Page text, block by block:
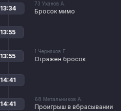
73 Уханов А.
Бросок мимо
13:34
13:55
1 Черняков Г.
Отражен бросок
13:55
14:41
68 Метальников А.
Проигрыш в вбрасывании
14:41